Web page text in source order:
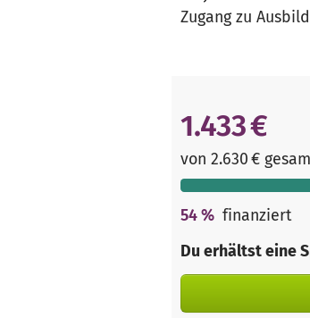
Zugang zu
1.433 €
von 2.630 €
54% finanziert
Du erhältst eine